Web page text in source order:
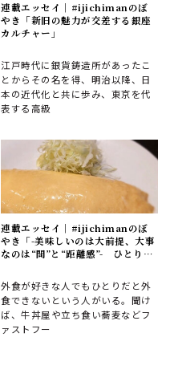
連載エッセイ｜#ijichimanのぼ
やき「新旧の魅力が交差する銀座
カルチャー」
江戸時代に銀貨鋳造所があったこ
とからその名を得、明治以降、日
本の近代化と共に歩み、東京を代
表する高級
連載エッセイ｜#ijichimanのぼ
やき「-美味しいのは大前提、大事
なのは“間”と“距離感”- ひとりで
外食が好きな人でもひとりだと外
食できないという人がいる。聞け
ば、牛丼屋や立ち食い蕎麦などフ
ァストフー